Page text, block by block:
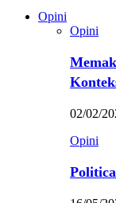
Opini
Opini
02/02/
Opini